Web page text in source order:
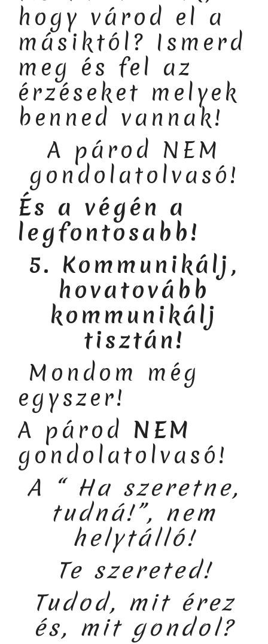
hogy várod el a
másiktól? Ismerd
meg és fel az
érzéseket melyek
benned vannak!
A párod NEM
gondolatolvasó!
És a végén a
legfontosabb!
5. Kommunikálj,
hovatovább
kommunikálj
tisztán!
Mondom még
egyszer!
A párod NEM
gondolatolvasó!
A “ Ha szeretne,
tudná!”, nem
helytálló!
Te szereted!
Tudod, mit érez
és, mit gondol?